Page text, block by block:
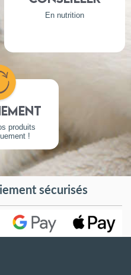
En nutrition
produits
!
sécurisés